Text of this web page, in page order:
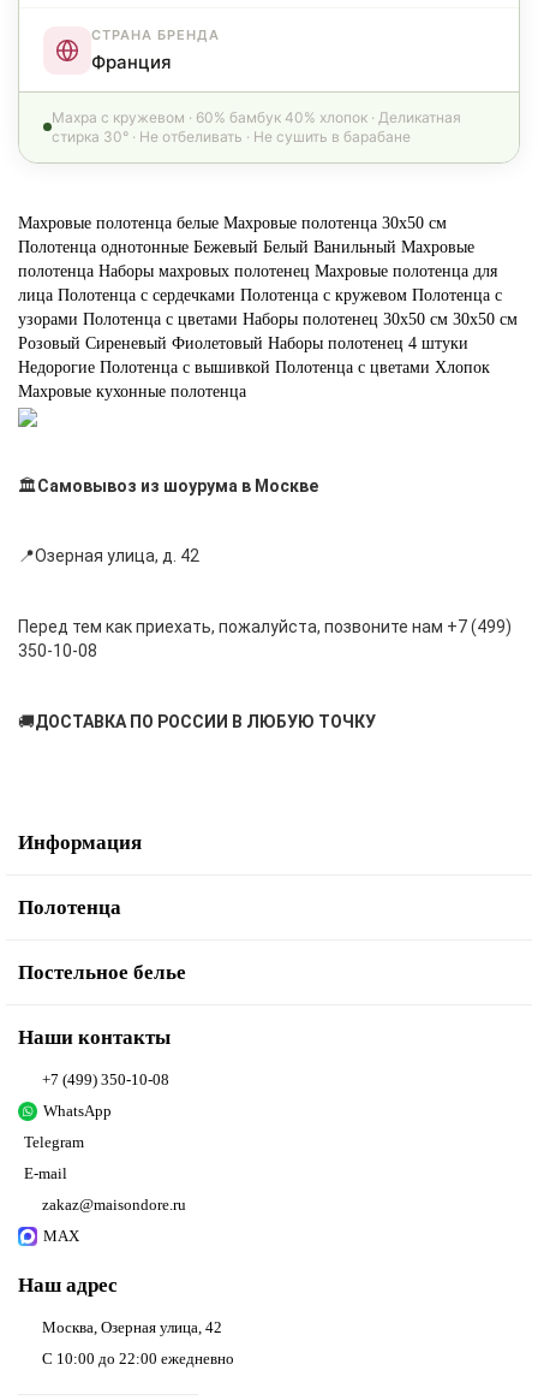
СТРАНА БРЕНДА
Франция
Махра с кружевом · 60% бамбук 40% хлопок · Деликатная
стирка 30° · Не отбеливать · Не сушить в барабане
Махровые полотенца белые Махровые полотенца 30х50 см
Полотенца однотонные Бежевый Белый Ванильный Махровые
полотенца Наборы махровых полотенец Махровые полотенца для
лица Полотенца с сердечками Полотенца с кружевом Полотенца с
узорами Полотенца с цветами Наборы полотенец 30х50 см 30х50 см
Розовый Сиреневый Фиолетовый Наборы полотенец 4 штуки
Недорогие Полотенца с вышивкой Полотенца с цветами Хлопок
Махровые кухонные полотенца
🏛Самовывоз из шоурума в Москве
📍Озерная улица, д. 42
Перед тем как приехать, пожалуйста, позвоните нам +7 (499)
350-10-08
🚚ДОСТАВКА ПО РОССИИ В ЛЮБУЮ ТОЧКУ
Информация
Полотенца
Постельное белье
Наши контакты
+7 (499) 350-10-08
WhatsApp
Telegram
E-mail
zakaz@maisondore.ru
MAX
Наш адрес
Москва, Озерная улица, 42
С 10:00 до 22:00 ежедневно